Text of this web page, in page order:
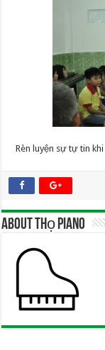
Rèn luyện sự tự tin
About Thọ Piano